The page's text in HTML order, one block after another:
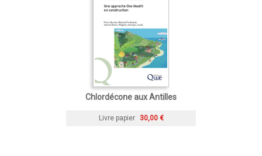
Chlordécone aux Antilles
Livre papier 30,00 €